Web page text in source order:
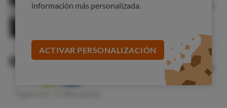
información más personalizada.
ACTIVAR PERSONALIZACIÓN